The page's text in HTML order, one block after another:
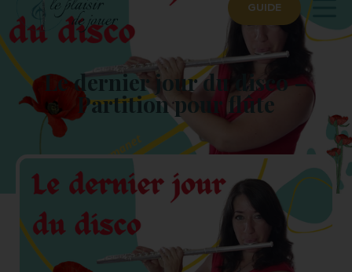
GUIDE
Le dernier jour du disco –
Partition pour flûte